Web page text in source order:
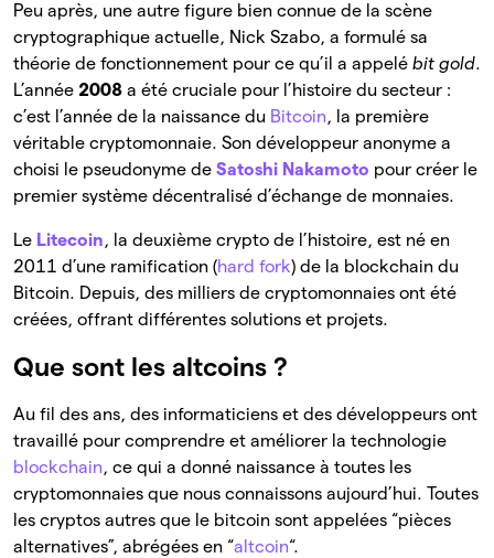
Peu après, une autre figure bien connue de la scène
cryptographique actuelle, Nick Szabo, a formulé sa
théorie de fonctionnement pour ce qu’il a appelé bit gold.
L’année 2008 a été cruciale pour l’histoire du secteur :
c’est l’année de la naissance du Bitcoin, la première
véritable cryptomonnaie. Son développeur anonyme a
choisi le pseudonyme de Satoshi Nakamoto pour créer le
premier système décentralisé d’échange de monnaies.
Le Litecoin, la deuxième crypto de l’histoire, est né en
2011 d’une ramification (hard fork) de la blockchain du
Bitcoin. Depuis, des milliers de cryptomonnaies ont été
créées, offrant différentes solutions et projets.
Que sont les altcoins ?
Au fil des ans, des informaticiens et des développeurs ont
travaillé pour comprendre et améliorer la technologie
blockchain, ce qui a donné naissance à toutes les
cryptomonnaies que nous connaissons aujourd’hui. Toutes
les cryptos autres que le bitcoin sont appelées “pièces
alternatives”, abrégées en “altcoin“.